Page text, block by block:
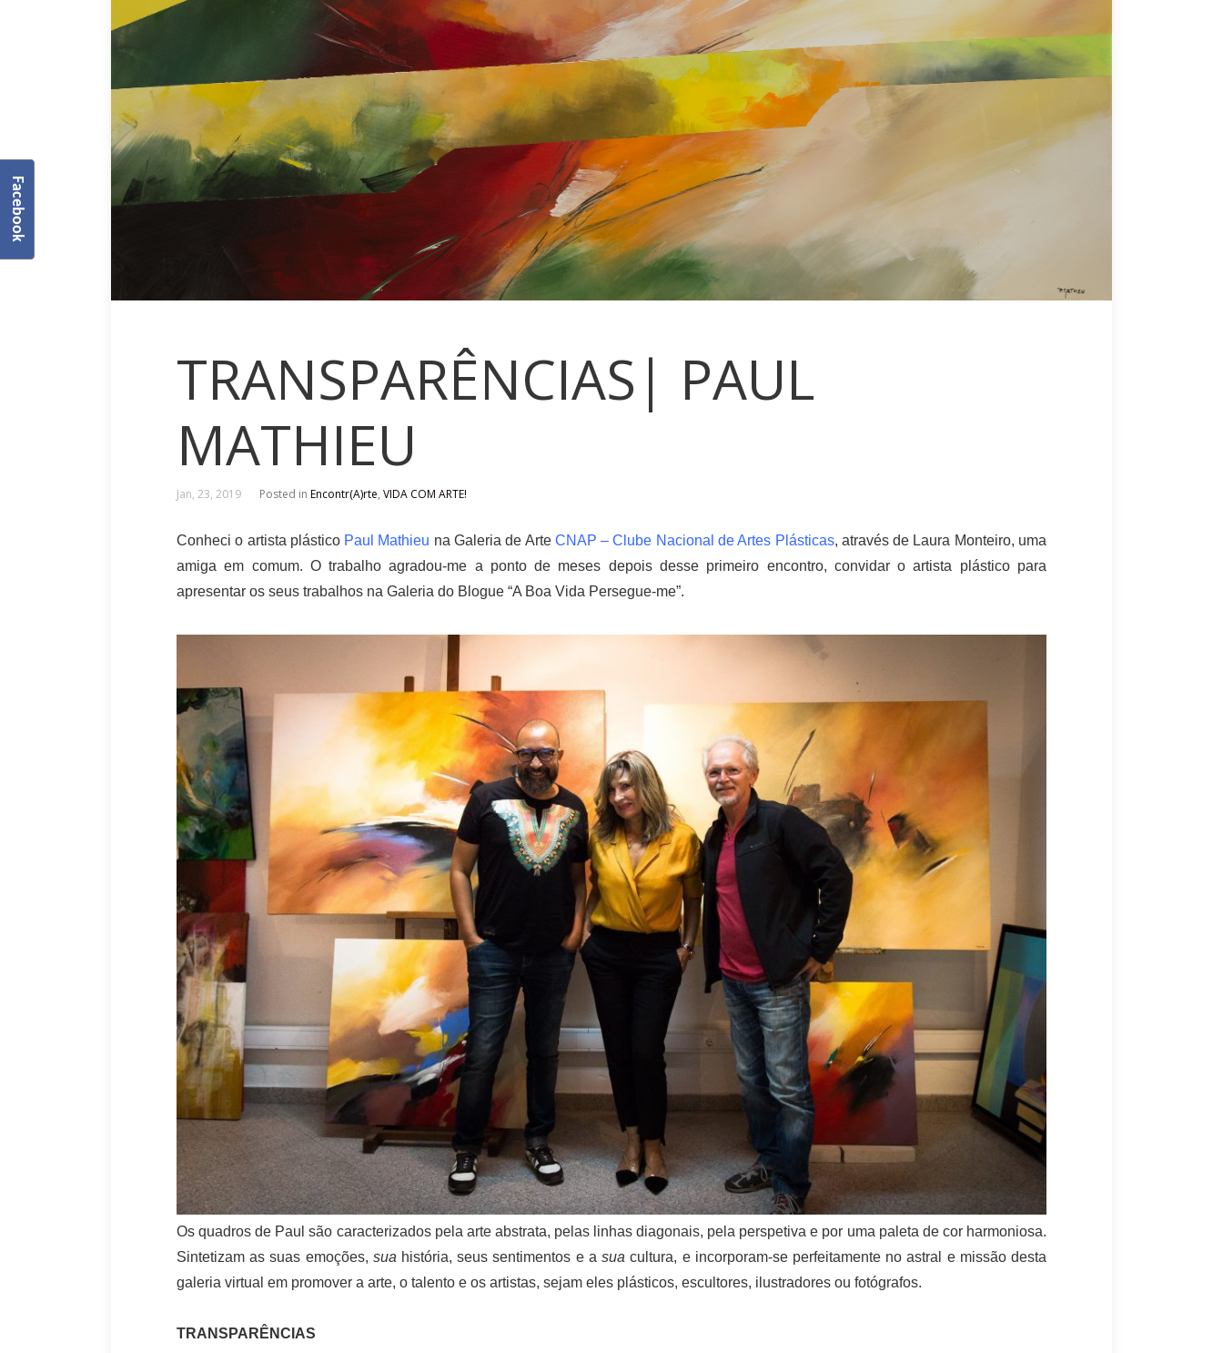
TRANSPARÊNCIAS| PAUL
MATHIEU
Jan, 23, 2019 Posted in Encontr(A)rte, VIDA COM ARTE!
Conheci o artista plástico Paul Mathieu na Galeria de Arte CNAP – Clube Nacional de Artes Plásticas, através de Laura Monteiro, uma
amiga em comum. O trabalho agradou-me a ponto de meses depois desse primeiro encontro, convidar o artista plástico para
apresentar os seus trabalhos na Galeria do Blogue “A Boa Vida Persegue-me”.
Os quadros de Paul são caracterizados pela arte abstrata, pelas linhas diagonais, pela perspetiva e por uma paleta de cor harmoniosa.
Sintetizam as suas emoções, sua história, seus sentimentos e asua cultura, e incorporam-se perfeitamente no astral e missão desta
galeria virtual em promover a arte, o talento e os artistas, sejam eles plásticos, escultores, ilustradores ou fotógrafos.
TRANSPARÊNCIAS
Facebook